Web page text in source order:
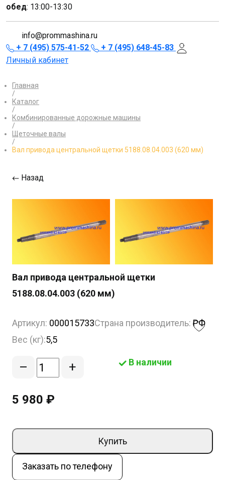
обед: 13:00-13:30
info@prommashina.ru
+ 7 (495) 575-41-52
+ 7 (495) 648-45-83
Личный кабинет
Главная
/
Каталог
/
Комбинированные дорожные машины
/
Щеточные валы
/
Вал привода центральной щетки 5188.08.04.003 (620 мм)
Назад
Вал привода центральной щетки
5188.08.04.003 (620 мм)
Артикул: 000015733Страна производитель: РФ
Вес (кг):5,5
– + В наличии
5 980 ₽
Купить
Заказать по телефону